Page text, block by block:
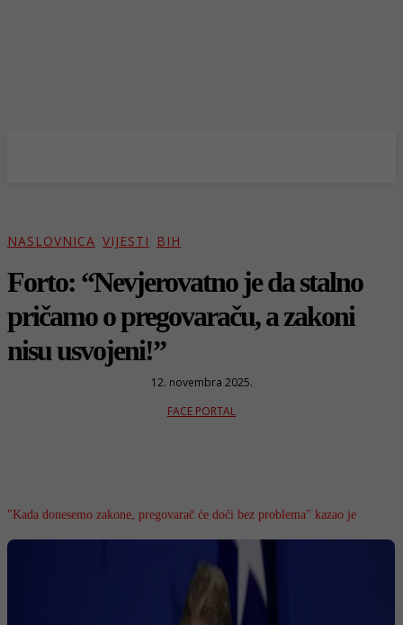
NASLOVNICA VIJESTI BIH
Forto: “Nevjerovatno je da stalno
pričamo o pregovaraču, a zakoni
nisu usvojeni!”
12. novembra 2025.
FACE PORTAL
"Kada donesemo zakone, pregovarač će doći bez problema" kazao je